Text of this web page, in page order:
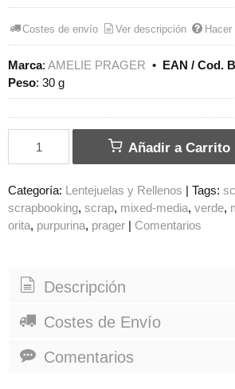
Costes de envío Ver descripción Hacer
Marca: AMELIE PRAGER • EAN / Cod.
Peso: 30 g
Añadir a Carrito
Categoría: Lentejuelas y Rellenos | Tags:
scrapbooking scrap mixed-media verde
orita purpurina prager | Comentarios
Descripción
Costes de Envío
Comentarios